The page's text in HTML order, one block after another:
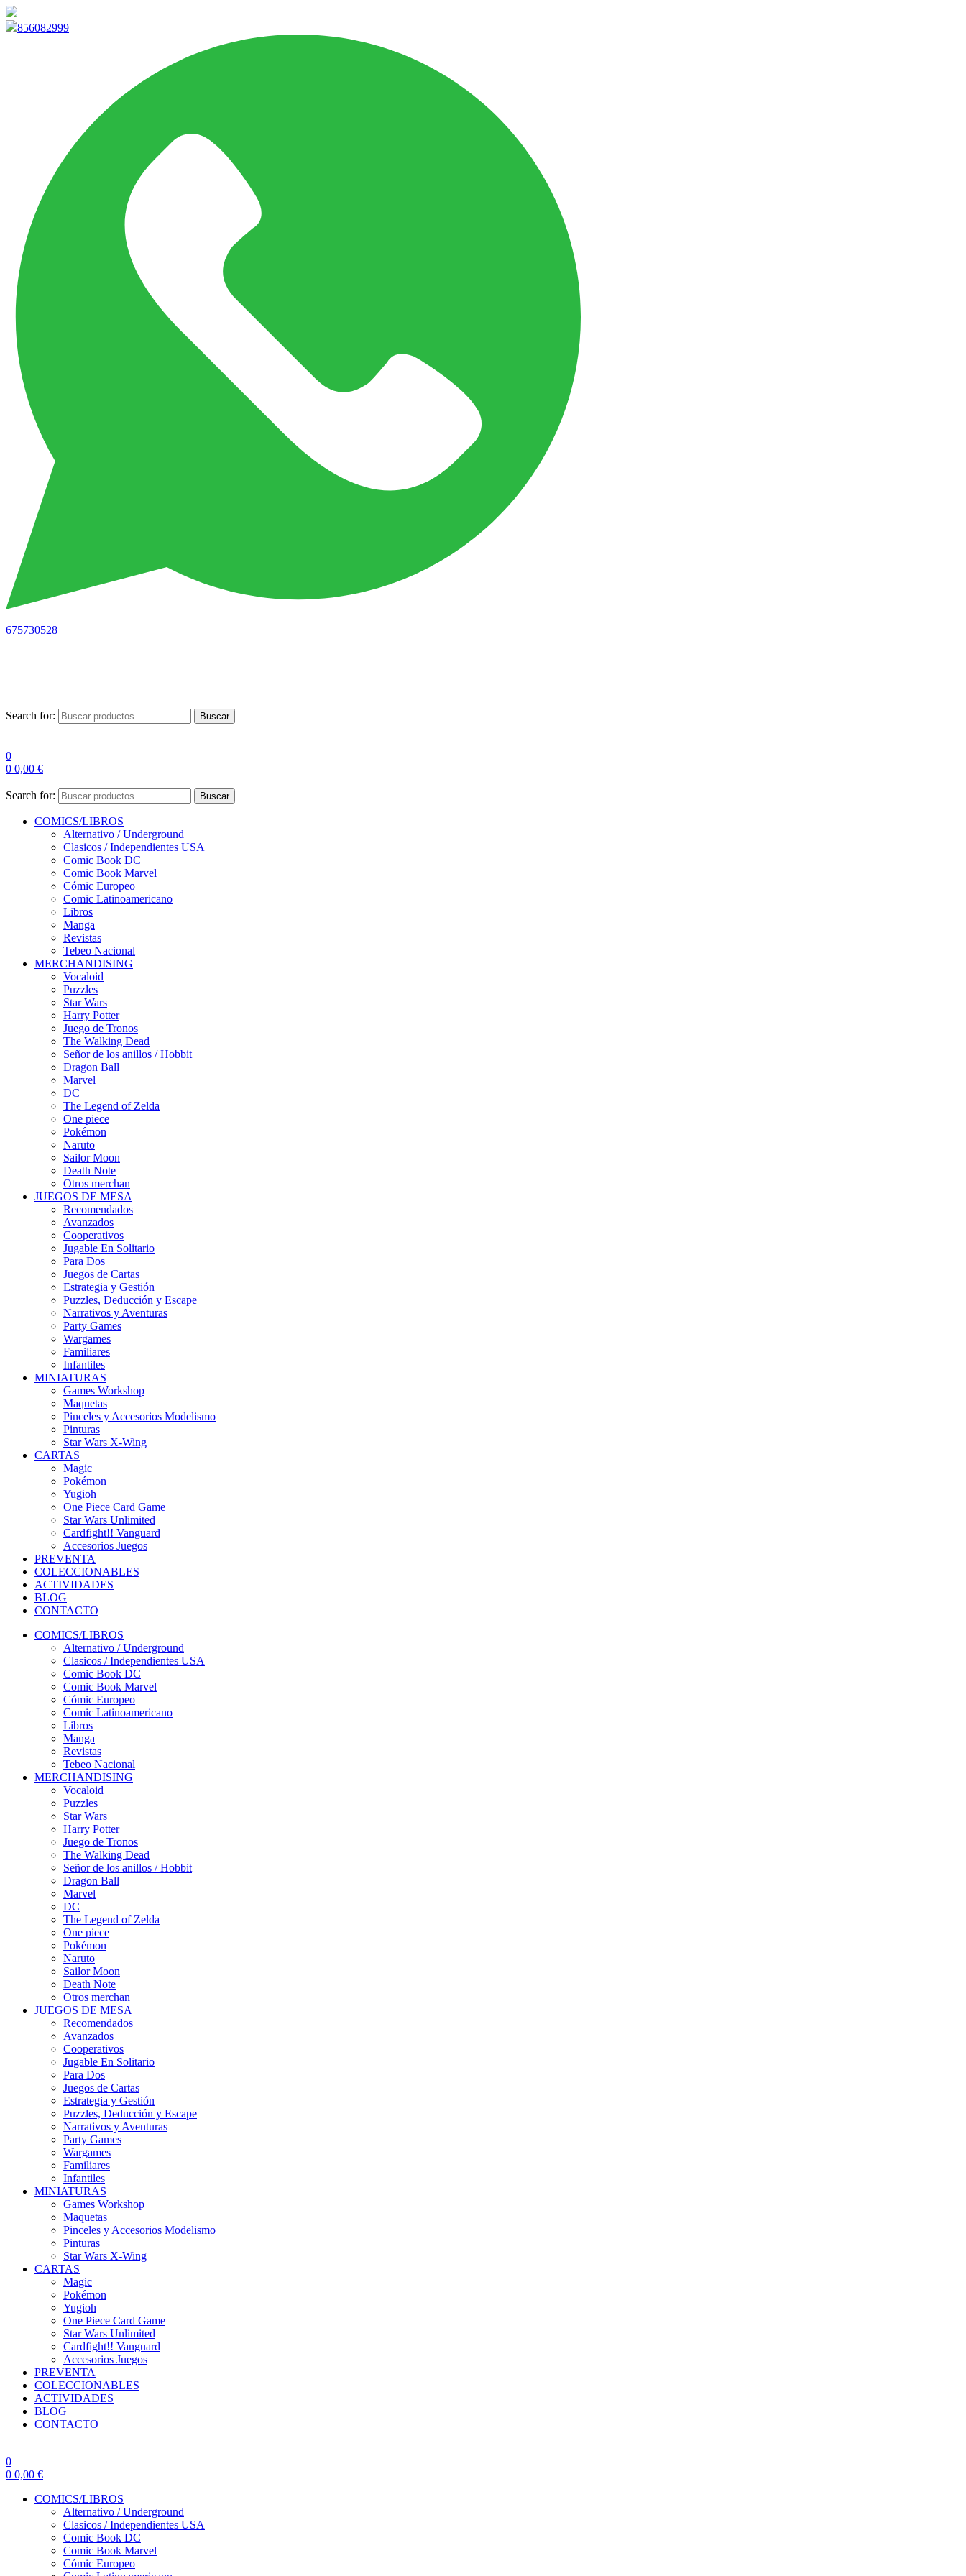
856082999
675730528
Search for: Buscar
0
0 0,00 €
Search for: Buscar
COMICS/LIBROS
Alternativo / Underground
Clasicos / Independientes USA
Comic Book DC
Comic Book Marvel
Cómic Europeo
Comic Latinoamericano
Libros
Manga
Revistas
Tebeo Nacional
MERCHANDISING
Vocaloid
Puzzles
Star Wars
Harry Potter
Juego de Tronos
The Walking Dead
Señor de los anillos / Hobbit
Dragon Ball
Marvel
DC
The Legend of Zelda
One piece
Pokémon
Naruto
Sailor Moon
Death Note
Otros merchan
JUEGOS DE MESA
Recomendados
Avanzados
Cooperativos
Jugable En Solitario
Para Dos
Juegos de Cartas
Estrategia y Gestión
Puzzles, Deducción y Escape
Narrativos y Aventuras
Party Games
Wargames
Familiares
Infantiles
MINIATURAS
Games Workshop
Maquetas
Pinceles y Accesorios Modelismo
Pinturas
Star Wars X-Wing
CARTAS
Magic
Pokémon
Yugioh
One Piece Card Game
Star Wars Unlimited
Cardfight!! Vanguard
Accesorios Juegos
PREVENTA
COLECCIONABLES
ACTIVIDADES
BLOG
CONTACTO
COMICS/LIBROS
Alternativo / Underground
Clasicos / Independientes USA
Comic Book DC
Comic Book Marvel
Cómic Europeo
Comic Latinoamericano
Libros
Manga
Revistas
Tebeo Nacional
MERCHANDISING
Vocaloid
Puzzles
Star Wars
Harry Potter
Juego de Tronos
The Walking Dead
Señor de los anillos / Hobbit
Dragon Ball
Marvel
DC
The Legend of Zelda
One piece
Pokémon
Naruto
Sailor Moon
Death Note
Otros merchan
JUEGOS DE MESA
Recomendados
Avanzados
Cooperativos
Jugable En Solitario
Para Dos
Juegos de Cartas
Estrategia y Gestión
Puzzles, Deducción y Escape
Narrativos y Aventuras
Party Games
Wargames
Familiares
Infantiles
MINIATURAS
Games Workshop
Maquetas
Pinceles y Accesorios Modelismo
Pinturas
Star Wars X-Wing
CARTAS
Magic
Pokémon
Yugioh
One Piece Card Game
Star Wars Unlimited
Cardfight!! Vanguard
Accesorios Juegos
PREVENTA
COLECCIONABLES
ACTIVIDADES
BLOG
CONTACTO
0
0 0,00 €
COMICS/LIBROS
Alternativo / Underground
Clasicos / Independientes USA
Comic Book DC
Comic Book Marvel
Cómic Europeo